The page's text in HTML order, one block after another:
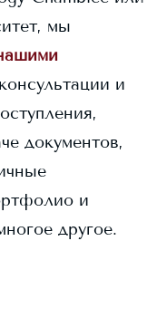
мы
и
документов,
и
другое.